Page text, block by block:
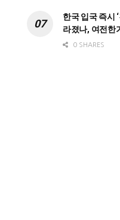
한국 입국 즉시
라졌나, 여전한
0 SHARES